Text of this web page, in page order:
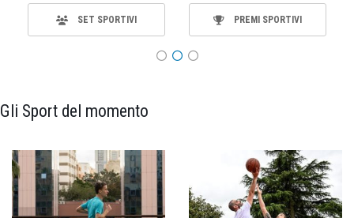
SET SPORTIVI PREMI SPORTIVI
Gli Sport del momento